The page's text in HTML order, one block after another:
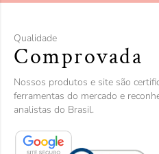
Qualidade
Comprovada
Nossos produtos e site são
ferramentas do mercado e
analistas do Brasil.